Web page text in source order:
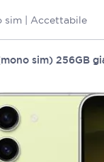
sim | Accettabile
sim) 256GB